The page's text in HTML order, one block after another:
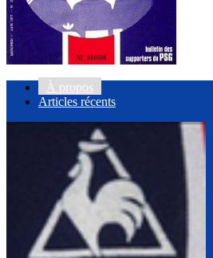
À propos
Articles récents